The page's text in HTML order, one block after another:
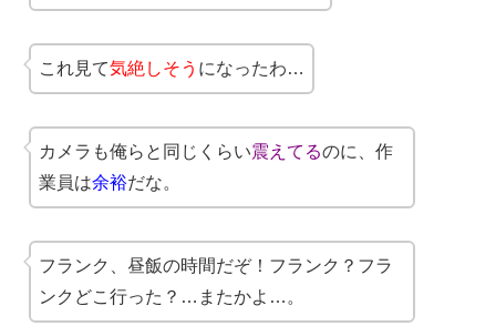
これ見て気絶しそう になったわ…
カメラも俺らと同じくらい震えてるのに、作
業員は余裕だな。
フランク、昼飯の時間だぞ！フランク？フラ
ンクどこ行った？…またかよ…。